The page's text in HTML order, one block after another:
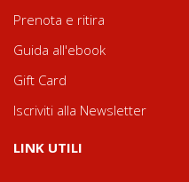
Prenota e ritira
Guida all'ebook
Gift Card
Iscriviti alla Newsletter
LINK UTILI